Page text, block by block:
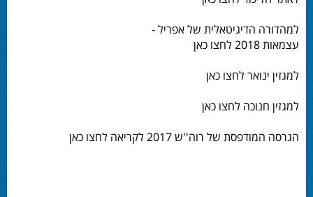
למהדורה הדיגיטאלית של אפריל -
עצמאות 2018 לחצו כאן
למגזין ינואר לחצו כאן
למגזין חנוכה לחצו כאן
הגרסה המודפסת של רוה''ש 2017 לקריאה לחצו כאן